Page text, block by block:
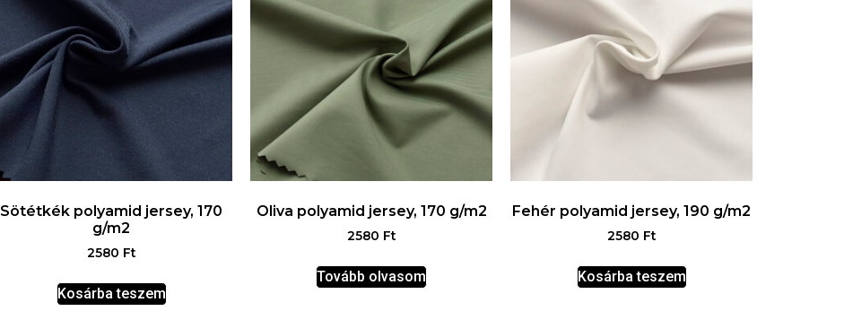
Sötétkék polyamid jersey, 170
g/m2
2580 Ft
Kosárba teszem
Oliva polyamid jersey, 170 g/m2
2580 Ft
Tovább olvasom
Fehér polyamid jersey, 190 g/m2
2580 Ft
Kosárba teszem